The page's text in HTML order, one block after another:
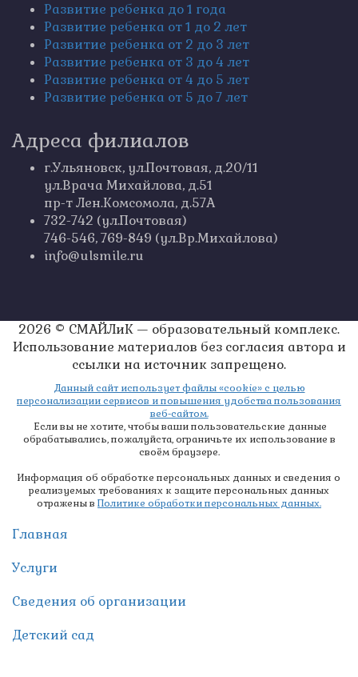
Развитие ребенка до 1 года
Развитие ребенка от 1 до 2 лет
Развитие ребенка от 2 до 3 лет
Развитие ребенка от 3 до 4 лет
Развитие ребенка от 4 до 5 лет
Развитие ребенка от 5 до 7 лет
Адреса филиалов
г.Ульяновск, ул.Почтовая, д.20/11
ул.Врача Михайлова, д.51
пр-т Лен.Комсомола, д.57А
732-742 (ул.Почтовая)
746-546, 769-849 (ул.Вр.Михайлова)
info@ulsmile.ru
2026 © СМАЙЛиК — образовательный комплекс.
Использование материалов без согласия автора и
ссылки на источник запрещено.
Данный сайт использует файлы «cookie» с целью
персонализации сервисов и повышения удобства пользования
веб-сайтом.
Если вы не хотите, чтобы ваши пользовательские данные
обрабатывались, пожалуйста, ограничьте их использование в
своём браузере.
Информация об обработке персональных данных и сведения о
реализуемых требованиях к защите персональных данных
отражены в Политике обработки персональных данных.
Главная
Услуги
Сведения об организации
Детский сад